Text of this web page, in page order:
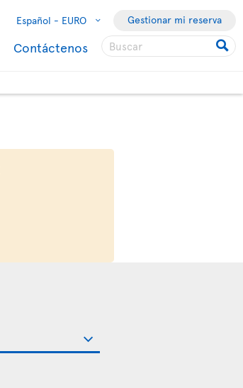
Español - EURO Gestionar mi reserva
Contáctenos